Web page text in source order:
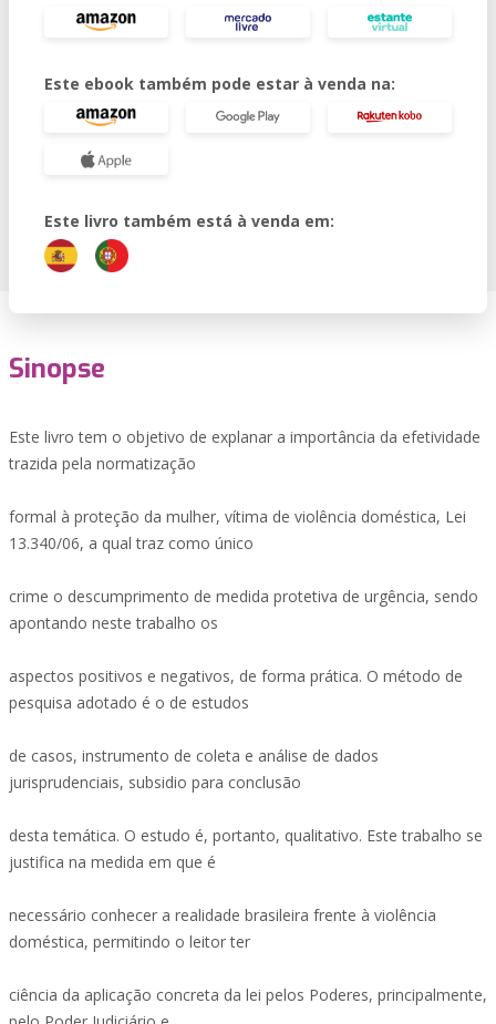
Este ebook também pode estar à venda na:
Este livro também está à venda em:
Sinopse
Este livro tem o objetivo de explanar a importância da efetividade
trazida pela normatização
formal à proteção da mulher, vítima de violência doméstica, Lei
13.340/06, a qual traz como único
crime o descumprimento de medida protetiva de urgência, sendo
apontando neste trabalho os
aspectos positivos e negativos, de forma prática. O método de
pesquisa adotado é o de estudos
de casos, instrumento de coleta e análise de dados
jurisprudenciais, subsidio para conclusão
desta temática. O estudo é, portanto, qualitativo. Este trabalho se
justifica na medida em que é
necessário conhecer a realidade brasileira frente à violência
doméstica, permitindo o leitor ter
ciência da aplicação concreta da lei pelos Poderes, principalmente,